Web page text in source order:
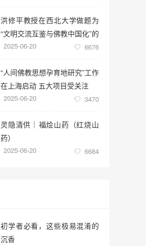
洪修平教授在西北大学做题为
“文明交流互鉴与佛教中国化”的
学术讲座
2025-06-20 6676
“人间佛教思想孕育地研究”工作
在上海启动 五大项目受关注
2025-06-20 3470
灵隐清供｜​福烩山药（红烧山
药）
2025-06-20 6684
初学者必看，这些极易混淆的
沉香